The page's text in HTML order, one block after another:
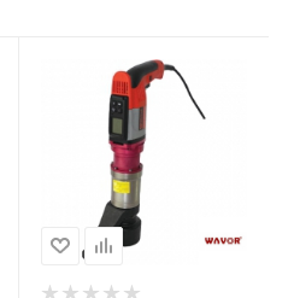
Количество ступеней
момента (затяжка/
Квадрат выходной,
Момент затяжки max,
Нм